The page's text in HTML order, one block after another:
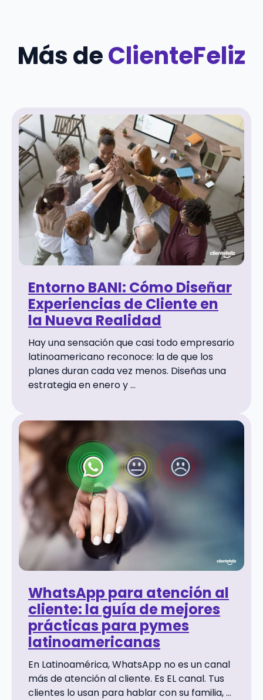
Más deClienteFeliz
Entorno BANI: Cómo Diseñar
Experiencias de Cliente en
la Nueva Realidad
Hay una sensación que casi todo empresario
latinoamericano reconoce: la de que los
planes duran cada vez menos. Diseñas una
estrategia en enero y ...
WhatsApp para atención al
cliente: la guía de mejores
prácticas para pymes
latinoamericanas
En Latinoamérica, WhatsApp no es un canal
más de atención al cliente. Es EL canal. Tus
clientes lo usan para hablar con su familia, ...